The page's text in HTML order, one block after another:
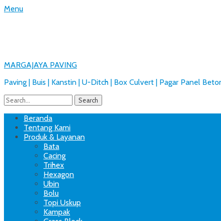
Menu
MARGAJAYA PAVING
Paving | Buis | Kanstin | U-Ditch | Box Culvert | Pagar Panel
Search
for:
Primary
Menu
Skip
content
Beranda
Tentang Kami
Produk & Layanan
Bata
Cacing
Trihex
Hexagon
Ubin
Bolu
Topi Uskup
Kampak